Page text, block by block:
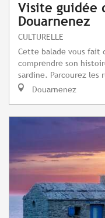
Visite guidée
Douarnenez
CULTURELLE
Cette balade vous fait
comprendre son
sardine. Parcourez les
Douarnenez